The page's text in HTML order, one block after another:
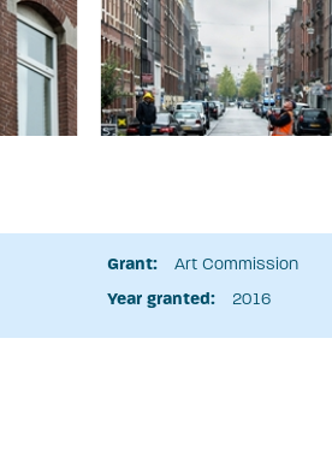
Grant:
Art Commission
Year granted:
2016